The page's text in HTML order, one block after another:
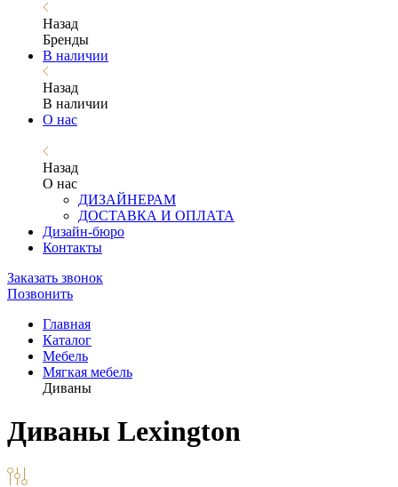
Назад
Бренды
В наличии
Назад
В наличии
О нас
Назад
О нас
ДИЗАЙНЕРАМ
ДОСТАВКА И ОПЛАТА
Дизайн-бюро
Контакты
Заказать звонок
Позвонить
Главная
Каталог
Мебель
Мягкая мебель
Диваны
Диваны Lexington